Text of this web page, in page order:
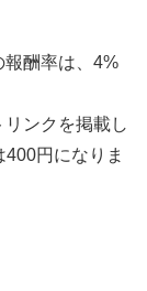
酬率は、4%
ンクを掲載し
円になりま